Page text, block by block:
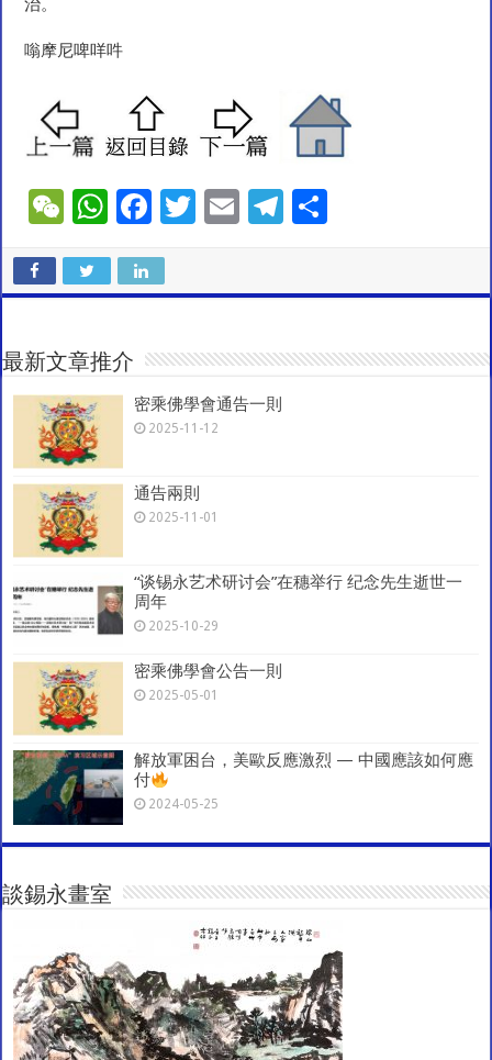
嗡摩尼啤咩吽
W
C
h
at
W
at
sA
p
p
F
e
b
o
k
T
er
E
l
T
gr
a
e
最新文章推介
密乘佛學會通告一則
2025-11-12
通告兩則
2025-11-01
“谈锡永艺术研讨会”在穗举行 纪念先生逝世一
周年
2025-10-29
密乘佛學會公告一則
2025-05-01
解放軍困台，美歐反應激烈 — 中國應該如何應
付
2024-05-25
談錫永畫室